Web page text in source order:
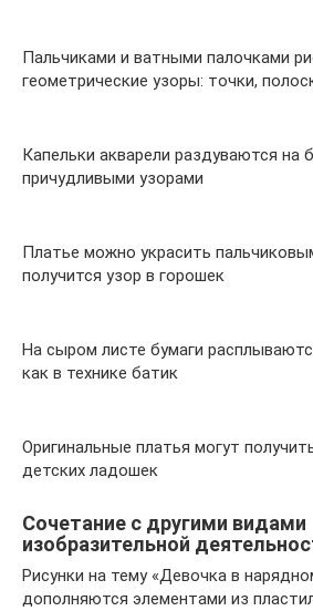
Пальчиками и ватными палочками
геометрические узоры: точки,
Капельки акварели раздуваются на
причудливыми узорами
Платье можно украсить
получится узор в горошек
На сыром листе бумаги
как в технике батик
Оригинальные платья могут
детских ладошек
Сочетание с другими видами
изобразительной
Рисунки на тему «Девочка в
дополняются элементами из